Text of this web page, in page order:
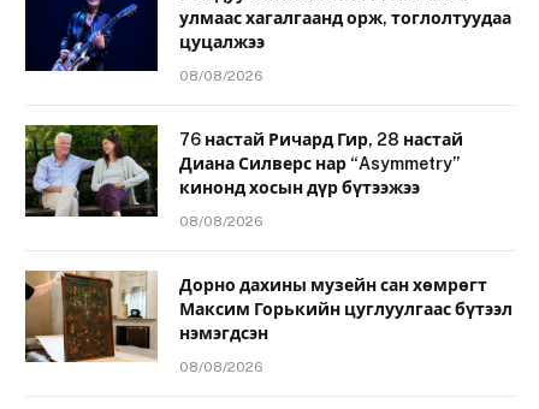
улмаас хагалгаанд орж, тоглолтуудаа
цуцалжээ
08/08/2026
76 настай Ричард Гир, 28 настай
Диана Силверс нар “Asymmetry”
кинонд хосын дүр бүтээжээ
08/08/2026
Дорно дахины музейн сан хөмрөгт
Максим Горькийн цуглуулгаас бүтээл
нэмэгдсэн
08/08/2026